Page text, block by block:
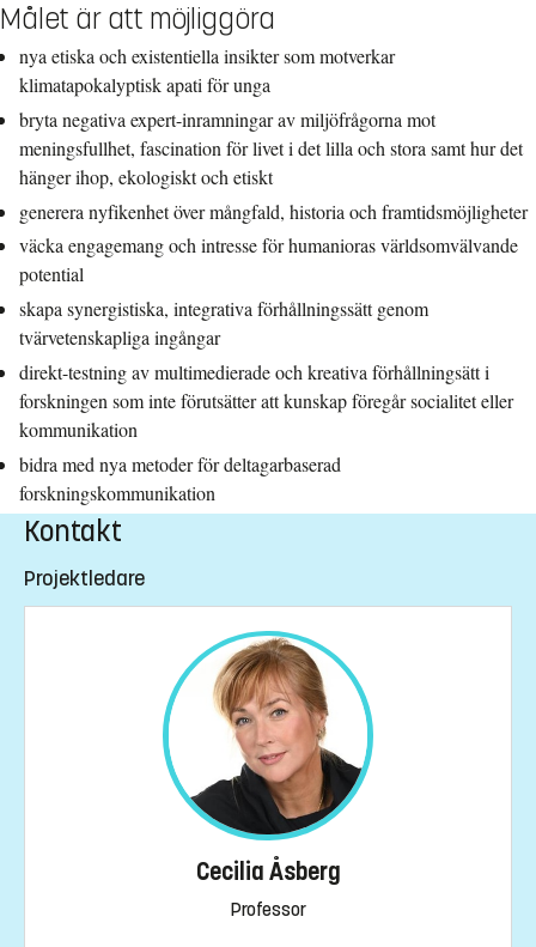
Målet är att möjliggöra
nya etiska och existentiella insikter som motverkar
klimatapokalyptisk apati för unga
bryta negativa expert-inramningar av miljöfrågorna mot
meningsfullhet, fascination för livet i det lilla och stora samt hur det
hänger ihop, ekologiskt och etiskt
generera nyfikenhet över mångfald, historia och framtidsmöjligheter
väcka engagemang och intresse för humanioras världsomvälvande
potential
skapa synergistiska, integrativa förhållningssätt genom
tvärvetenskapliga ingångar
direkt-testning av multimedierade och kreativa förhållningsätt i
forskningen som inte förutsätter att kunskap föregår socialitet eller
kommunikation
bidra med nya metoder för deltagarbaserad
forskningskommunikation
Kontakt
Projektledare
Cecilia Åsberg
Professor